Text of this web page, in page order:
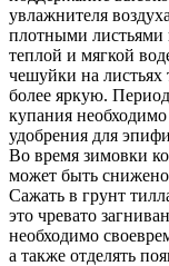
увлажнителя
плотными листьями
теплой и мягкой
чешуйки на листьях
более яркую.
купания
удобрения для
Во время зимовки
может быть
Сажать в грунт
это чревато
необходимо
а также отделять